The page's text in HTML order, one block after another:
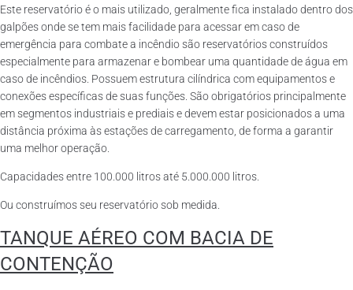
Este reservatório é o mais utilizado, geralmente fica instalado dentro dos
galpões onde se tem mais facilidade para acessar em caso de
emergência para combate a incêndio são reservatórios construídos
especialmente para armazenar e bombear uma quantidade de água em
caso de incêndios. Possuem estrutura cilíndrica com equipamentos e
conexões específicas de suas funções. São obrigatórios principalmente
em segmentos industriais e prediais e devem estar posicionados a uma
distância próxima às estações de carregamento, de forma a garantir
uma melhor operação.
Capacidades entre 100.000 litros até 5.000.000 litros.
Ou construímos seu reservatório sob medida.
TANQUE AÉREO COM BACIA DE
CONTENÇÃO